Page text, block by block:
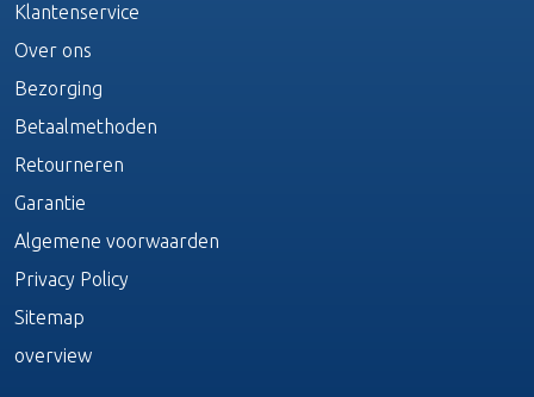
Klantenservice
Over ons
Bezorging
Betaalmethoden
Retourneren
Garantie
Algemene voorwaarden
Privacy Policy
Sitemap
overview